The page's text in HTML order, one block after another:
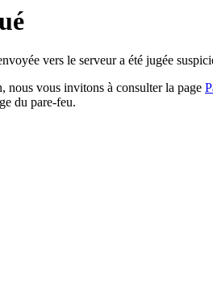
vers le serveur a été jugée
nous vous invitons à consulter la page
du pare-feu.